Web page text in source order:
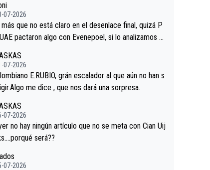
pegado a su rueda. Parecía increíble la forma
era capaz de controlar el miedo", recordó."
07-2026
más que no está claro en el desenlace final, quizá P
pactaron algo con Evenepoel, si lo analizamos P
luego está el saludo con Evenepoel dándose
una manera muy fraternal, más allá de los típicos t
el hombro con que saludaba a Vingegard. Ahí hubo u
a ver si por querer poner a Del Toro con calzador e
de podio UAE y Pojacar se van complicar el tour.
07-2026
E.RUBIO, grán escalador al que aún no han s
abido dirigir.Algo me dice , que nos dará una sorpresa.
07-2026
no hay ningún artículo que no se meta con Cian Uij
será??
07-2026